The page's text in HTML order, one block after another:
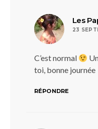
Les
23
C’est normal
toi, bonne journée
RÉPONDRE